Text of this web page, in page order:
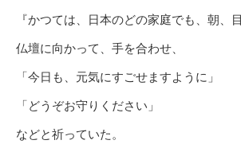
『かつては、日本のどの家庭でも、朝、
仏壇に向かって、手を合わせ、
「今日も、元気にすごせますように」
「どうぞお守りください」
などと祈っていた。